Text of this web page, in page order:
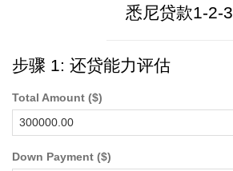
悉尼贷款1-2-3
步骤 1: 还贷能力评估
Total Amount ($)
Down Payment ($)